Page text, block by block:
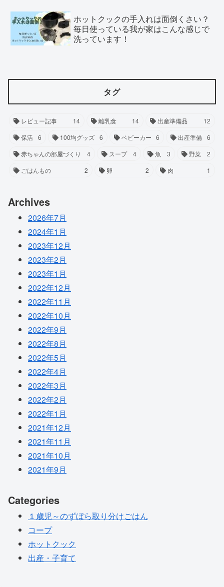
ホットクックの手入れは面倒くさい？
毎日使っている我が家はこんな感じで
洗っています！
タグ
レビュー記事 14 離乳食 14 出産準備品
12
保活 6 100均グッズ 6 ベビーカー 6 出産準備 6
赤ちゃんの部屋づくり
4 スープ 4 魚 3 野菜
2
ごはんもの
2 卵 2 肉 1
Archives
2026年7月
2024年1月
2023年12月
2023年2月
2023年1月
2022年12月
2022年11月
2022年10月
2022年9月
2022年8月
2022年5月
2022年4月
2022年3月
2022年2月
2022年1月
2021年12月
2021年11月
2021年10月
2021年9月
Categories
１歳児～のずぼら取り分けごはん
コープ
ホットクック
出産・子育て